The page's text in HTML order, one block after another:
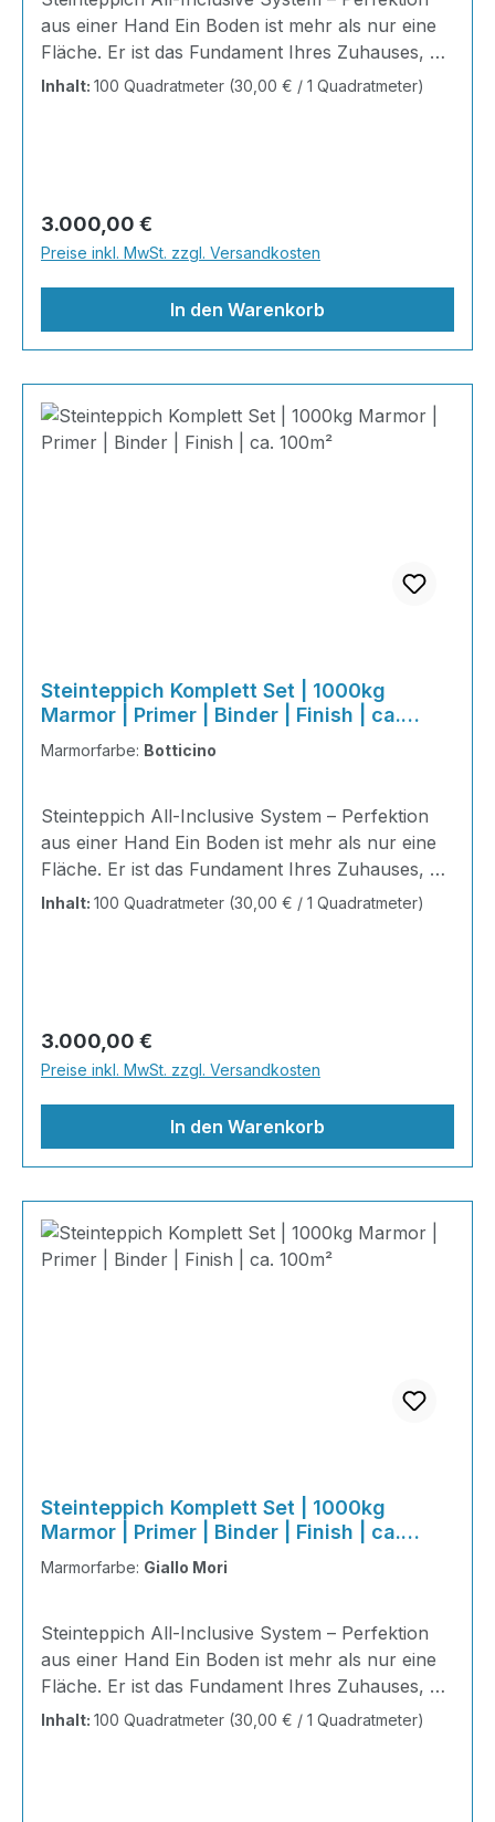
aus einer Hand Ein Boden ist mehr als nur eine
Fläche. Er ist das Fundament Ihres Zuhauses, die
Bühne Ihres Alltags, die Basis für jedes Gefühl
kompromisslos hochwertig. Wohnraum-
Steinteppich aus echtem italienischen
Naturmarmor – pflegeleicht, farbecht und
individuell in der Gestaltung!
Inhalt: 100 Quadratmeter (30,00 € / 1 Quadratmeter)
Regulärer Preis:
3.000,00 €
Preise inkl. MwSt. zzgl. Versandkosten
In den Warenkorb
Steinteppich Komplett Set | 1000kg
Marmor | Primer | Binder | Finish | ca.
100m²
Marmorfarbe: Botticino
Steinteppich All-Inclusive System – Perfektion
aus einer Hand Ein Boden ist mehr als nur eine
Fläche. Er ist das Fundament Ihres Zuhauses, die
Bühne Ihres Alltags, die Basis für jedes Gefühl
kompromisslos hochwertig. Wohnraum-
Steinteppich aus echtem italienischen
Naturmarmor – pflegeleicht, farbecht und
individuell in der Gestaltung!
Inhalt: 100 Quadratmeter (30,00 € / 1 Quadratmeter)
Regulärer Preis:
3.000,00 €
Preise inkl. MwSt. zzgl. Versandkosten
In den Warenkorb
Steinteppich Komplett Set | 1000kg
Marmor | Primer | Binder | Finish | ca.
100m²
Marmorfarbe: Giallo Mori
Steinteppich All-Inclusive System – Perfektion
aus einer Hand Ein Boden ist mehr als nur eine
Fläche. Er ist das Fundament Ihres Zuhauses, die
Bühne Ihres Alltags, die Basis für jedes Gefühl
Inhalt: 100 Quadratmeter (30,00 € / 1 Quadratmeter)